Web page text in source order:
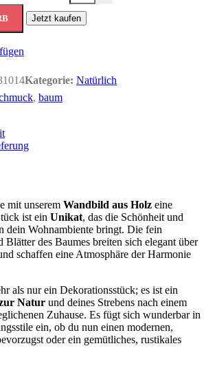
Jetzt kaufen
Kategorie: Natürlich
, baum
mit unserem Wandbild aus Holz eine
ist ein Unikat, das die Schönheit und
dein Wohnambiente bringt. Die fein
Blätter des Baumes breiten sich elegant über
schaffen eine Atmosphäre der Harmonie
als nur ein Dekorationsstück; es ist ein
Natur und deines Strebens nach einem
Zuhause. Es fügt sich wunderbar in
ein, ob du nun einen modernen,
oder ein gemütliches, rustikales